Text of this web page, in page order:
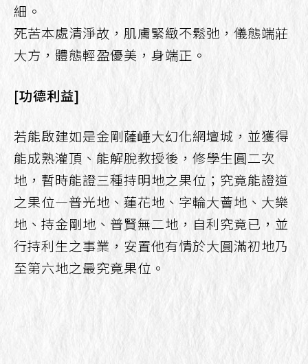
細。
死苦本處清淨故，肌膚緊緻不鬆弛，儀態端莊
大方，體態輕盈優美，身端正。
[功德利益]
若能啟建如是金剛薩崜大幻化網壇城，並獲得
能成熟灌頂、能解脫教授後，修學生圓二次
地，暫時能證三種持明地之果位；究竟能證道
之果位—普光地、蓮花地、字輪大薈地、大樂
地、持金剛地、普賢無二地，自利究竟已，並
行持利生之事業，安置他有情於大圓滿初地乃
至第六地之最究竟果位。